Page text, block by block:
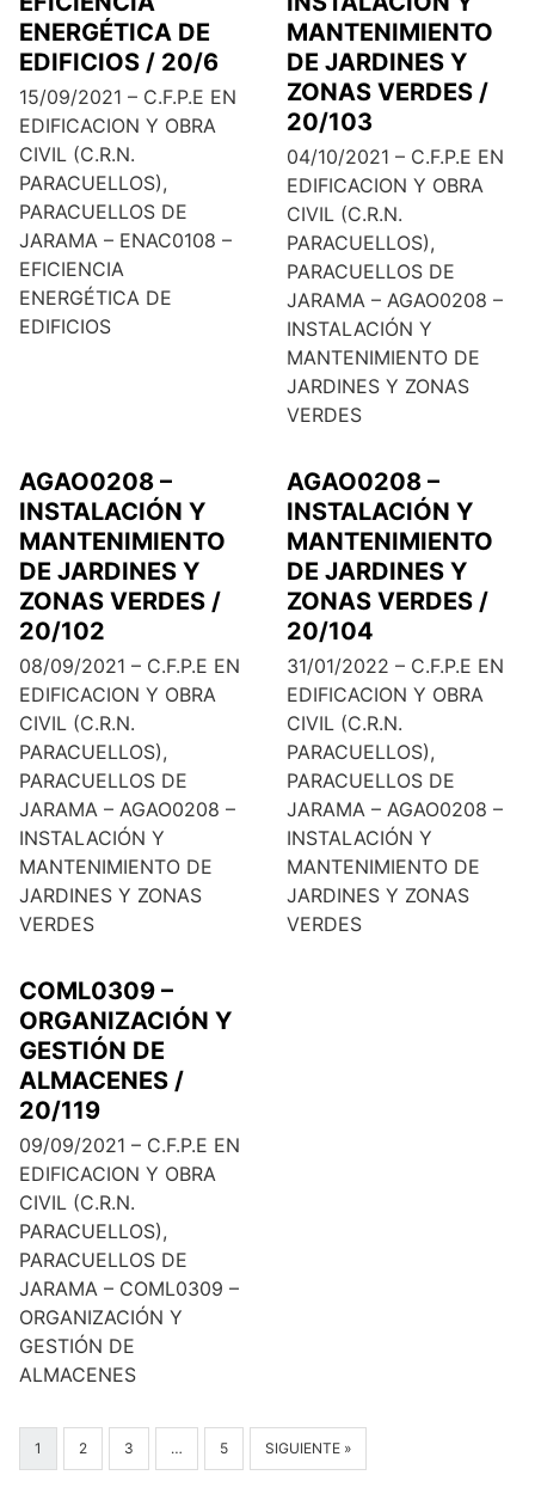
ENERGÉTICA DE
EDIFICIOS / 20/6
15/09/2021 – C.F.P.E EN
EDIFICACION Y OBRA
CIVIL (C.R.N.
PARACUELLOS),
PARACUELLOS DE
JARAMA – ENAC0108 –
EFICIENCIA
ENERGÉTICA DE
EDIFICIOS
MANTENIMIENTO
DE JARDINES Y
ZONAS VERDES /
20/103
04/10/2021 – C.F.P.E EN
EDIFICACION Y OBRA
CIVIL (C.R.N.
PARACUELLOS),
PARACUELLOS DE
JARAMA – AGAO0208 –
INSTALACIÓN Y
MANTENIMIENTO DE
JARDINES Y ZONAS
VERDES
AGAO0208 –
INSTALACIÓN Y
MANTENIMIENTO
DE JARDINES Y
ZONAS VERDES /
20/102
08/09/2021 – C.F.P.E EN
EDIFICACION Y OBRA
CIVIL (C.R.N.
PARACUELLOS),
PARACUELLOS DE
JARAMA – AGAO0208 –
INSTALACIÓN Y
MANTENIMIENTO DE
JARDINES Y ZONAS
VERDES
AGAO0208 –
INSTALACIÓN Y
MANTENIMIENTO
DE JARDINES Y
ZONAS VERDES /
20/104
31/01/2022 – C.F.P.E EN
EDIFICACION Y OBRA
CIVIL (C.R.N.
PARACUELLOS),
PARACUELLOS DE
JARAMA – AGAO0208 –
INSTALACIÓN Y
MANTENIMIENTO DE
JARDINES Y ZONAS
VERDES
COML0309 –
ORGANIZACIÓN Y
GESTIÓN DE
ALMACENES /
20/119
09/09/2021 – C.F.P.E EN
EDIFICACION Y OBRA
CIVIL (C.R.N.
PARACUELLOS),
PARACUELLOS DE
JARAMA – COML0309 –
ORGANIZACIÓN Y
GESTIÓN DE
ALMACENES
1 2 3 … 5 SIGUIENTE »